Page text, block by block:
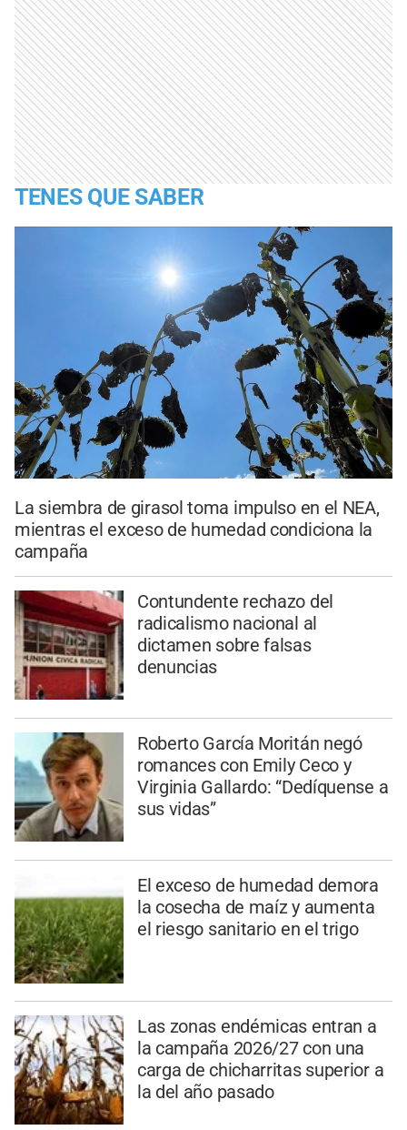
TENES QUE SABER
La siembra de girasol toma impulso en el NEA,
mientras el exceso de humedad condiciona la
campaña
Contundente rechazo del
radicalismo nacional al
dictamen sobre falsas
denuncias
Roberto García Moritán negó
romances con Emily Ceco y
Virginia Gallardo: “Dedíquense a
sus vidas”
El exceso de humedad demora
la cosecha de maíz y aumenta
el riesgo sanitario en el trigo
Las zonas endémicas entran a
la campaña 2026/27 con una
carga de chicharritas superior a
la del año pasado